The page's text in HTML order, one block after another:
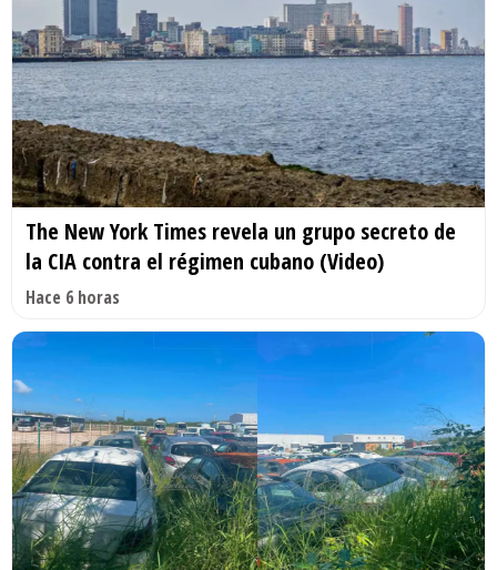
The New York Times revela un grupo secreto de
la CIA contra el régimen cubano (Video)
Hace 6 horas